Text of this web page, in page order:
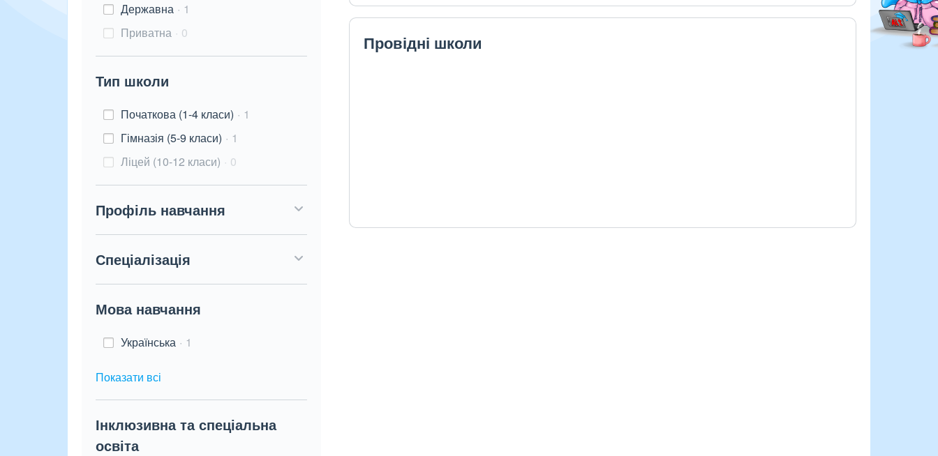
Державна
1
Приватна
0
Тип школи
Початкова (1-4 класи)
1
Гімназія (5-9 класи)
1
Ліцей (10-12 класи)
0
Профіль навчання
Спеціалізація
Мова навчання
Українська 1
Показати всі
Інклюзивна та спеціальна
освіта
Провідні школи